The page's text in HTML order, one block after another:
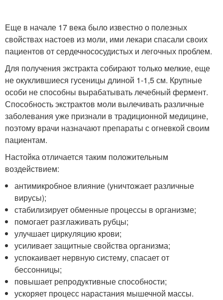
Еще в начале 17 века было известно о полезных
свойствах настоев из моли, ими лекари спасали своих
пациентов от сердечнососудистых и легочных проблем.
Для получения экстракта собирают только мелкие, еще
не окуклившиеся гусеницы длиной 1-1,5 см. Крупные
особи не способны вырабатывать лечебный фермент.
Способность экстрактов моли вылечивать различные
заболевания уже признали в традиционной медицине,
поэтому врачи назначают препараты с огневкой своим
пациентам.
Настойка отличается таким положительным
воздействием:
антимикробное влияние (уничтожает различные
вирусы);
стабилизирует обменные процессы в организме;
помогает разглаживать рубцы;
улучшает циркуляцию крови;
усиливает защитные свойства организма;
успокаивает нервную систему, спасает от
бессонницы;
повышает репродуктивные способности;
ускоряет процесс нарастания мышечной массы.